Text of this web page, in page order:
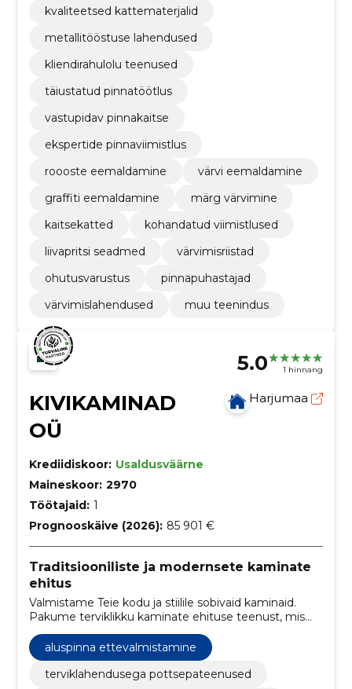
kvaliteetsed kattematerjalid
metallitööstuse lahendused
kliendirahulolu teenused
täiustatud pinnatöötlus
vastupidav pinnakaitse
ekspertide pinnaviimistlus
roooste eemaldamine
värvi eemaldamine
graffiti eemaldamine
märg värvimine
kaitsekatted
kohandatud viimistlused
liivapritsi seadmed
värvimisriistad
ohutusvarustus
pinnapuhastajad
värvimislahendused
muu teenindus
5.0 1 hinnang
KIVIKAMINAD
OÜ
Harjumaa
Krediidiskoor: Usaldusväärne
Maineskoor: 2970
Töötajaid: 1
Prognooskäive (2026): 85 901 €
Traditsiooniliste ja modernsete kaminate
ehitus
Valmistame Teie kodu ja stiilile sobivaid kaminaid.
Pakume terviklikku kaminate ehituse teenust, mis
hõlmab konsultatsiooni, projekteerimist, kvaliteetset
kamina ehitust koos viimistlustöödega ja
dokumentatsioon koos küttmis ja hooldusjuhiste
instruktaaziga.
aluspinna ettevalmistamine
terviklahendusega pottsepateenused